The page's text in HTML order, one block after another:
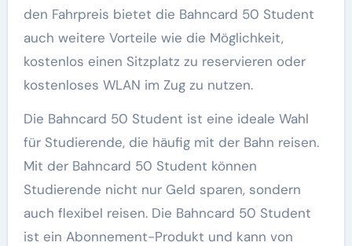
den Fahrpreis bietet die Bahncard 50 Student
auch weitere Vorteile wie die Möglichkeit,
kostenlos einen Sitzplatz zu reservieren oder
kostenloses WLAN im Zug zu nutzen.
Die Bahncard 50 Student ist eine ideale Wahl
für Studierende, die häufig mit der Bahn reisen.
Mit der Bahncard 50 Student können
Studierende nicht nur Geld sparen, sondern
auch flexibel reisen. Die Bahncard 50 Student
ist ein Abonnement-Produkt und kann von